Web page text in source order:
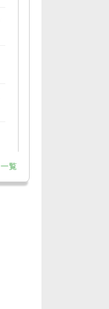
一覧